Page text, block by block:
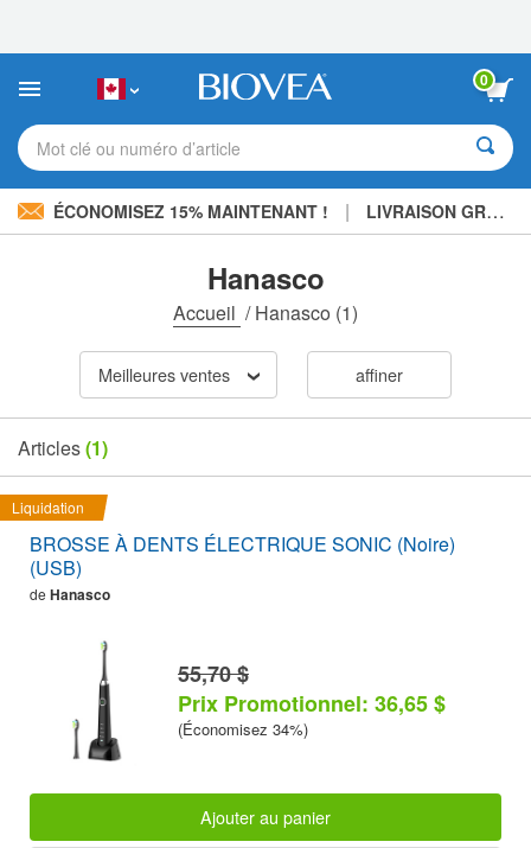
:
site
comprend
un
d'accessibilité.
0
Mot clé ou numéro d’article
ÉCONOMISEZ 15% MAINTENANT ! | LIVRAISON GRATUITE
Hanasco
Accueil /Hanasco (1)
Meilleures ventes affiner
Articles(1)
Liquidation
BROSSE À DENTS ÉLECTRIQUE SONIC (Noire)
(USB)
de Hanasco
55,70 $
Prix Promotionnel: 36,65 $
(Économisez 34%)
Ajouter au panier